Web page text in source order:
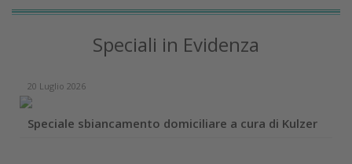
Speciali in Evidenza
20 Luglio 2026
Speciale sbiancamento domiciliare a cura di Kulzer